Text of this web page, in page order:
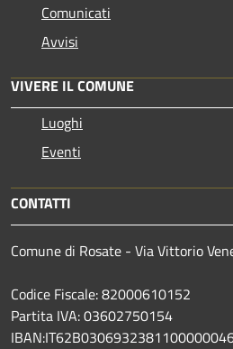
Comunicati
Avvisi
VIVERE IL COMUNE
Luoghi
Eventi
CONTATTI
Comune di Rosate - Via Vittorio
Codice Fiscale: 82000610152
Partita IVA: 03602750154